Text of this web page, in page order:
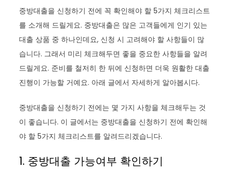
중방대출을 신청하기 전에 꼭 확인해야 할 5가지 체크리스트
를 소개해 드릴게요. 중방대출은 많은 고객들에게 인기 있는
대출 상품 중 하나인데요, 신청 시 고려해야 할 사항들이 많
습니다. 그래서 미리 체크해두면 좋을 중요한 사항들을 알려
드릴게요. 준비를 철저히 한 뒤에 신청하면 더욱 원활한 대출
진행이 가능할 거예요. 아래 글에서 자세하게 알아봅시다.
중방대출을 신청하기 전에는 몇 가지 사항을 체크해두는 것
이 좋습니다. 이 글에서는 중방대출을 신청하기 전에 확인해
야 할 5가지 체크리스트를 알려드리겠습니다.
1. 중방대출 가능여부 확인하기